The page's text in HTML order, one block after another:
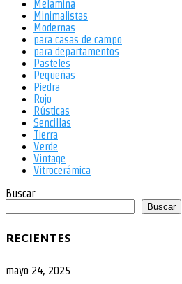
Melamina
Minimalistas
Modernas
para casas de campo
para departamentos
Pasteles
Pequeñas
Piedra
Rojo
Rústicas
Sencillas
Tierra
Verde
Vintage
Vitrocerámica
Buscar
Buscar
RECIENTES
mayo 24, 2025